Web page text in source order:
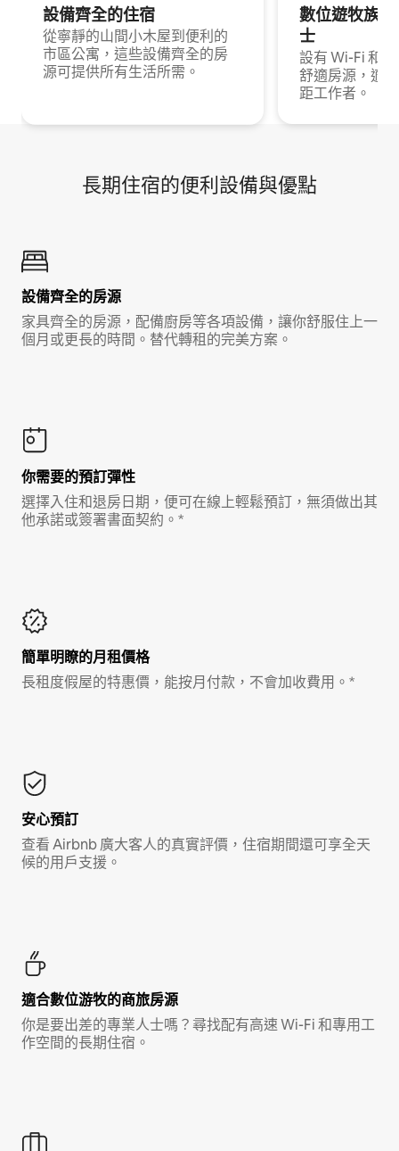
設備齊全的住宿
從寧靜的山間小木屋到便利的
市區公寓，這些設備齊全的房
源可提供所有生活所需。
數位遊牧族
士
設有 Wi-Fi 和
舒適房源，適
距工作者。
長期住宿的便利設備與優點
設備齊全的房源
家具齊全的房源，配備廚房等各項設備，讓你舒服住上一
個月或更長的時間。替代轉租的完美方案。
你需要的預訂彈性
選擇入住和退房日期，便可在線上輕鬆預訂，無須做出其
他承諾或簽署書面契約。*
簡單明瞭的月租價格
長租度假屋的特惠價，能按月付款，不會加收費用。*
安心預訂
查看 Airbnb 廣大客人的真實評價，住宿期間還可享全天
候的用戶支援。
適合數位游牧的商旅房源
你是要出差的專業人士嗎？尋找配有高速 Wi-Fi 和專用工
作空間的長期住宿。